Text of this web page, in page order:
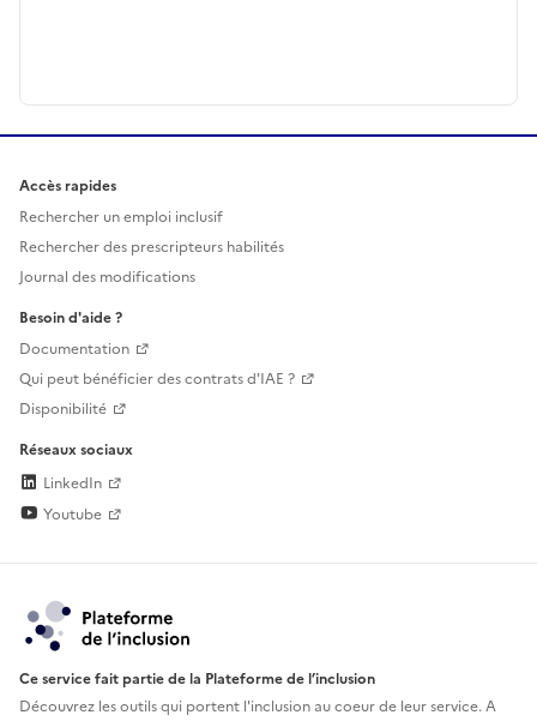
Accès rapides
Rechercher un emploi inclusif
Rechercher des prescripteurs habilités
Journal des modifications
Besoin d'aide ?
Documentation
Qui peut bénéficier des contrats d'IAE ?
Disponibilité
Réseaux sociaux
LinkedIn
Youtube
Ce service fait partie de la Plateforme de l’inclusion
Découvrez les outils qui portent l'inclusion aucoeur de leur service. A